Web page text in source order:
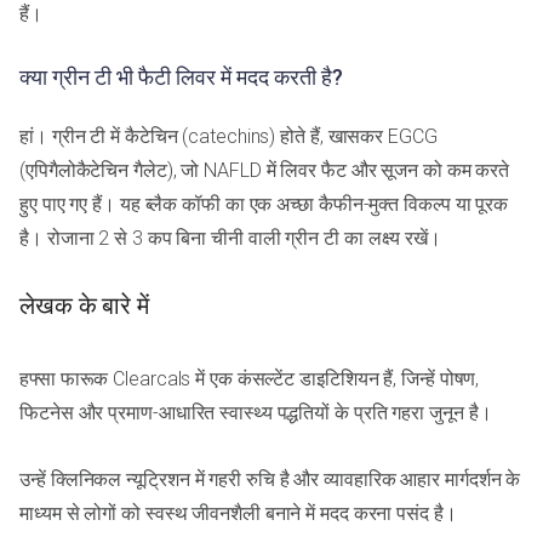
हैं।
क्या ग्रीन टी भी फैटी लिवर में मदद करती है?
हां। ग्रीन टी में कैटेचिन (catechins) होते हैं, खासकर EGCG
(एपिगैलोकैटेचिन गैलेट), जो NAFLD में लिवर फैट और सूजन को कम करते
हुए पाए गए हैं। यह ब्लैक कॉफी का एक अच्छा कैफीन-मुक्त विकल्प या पूरक
है। रोजाना 2 से 3 कप बिना चीनी वाली ग्रीन टी का लक्ष्य रखें।
लेखक के बारे में
हफ्सा फारूक Clearcals में एक कंसल्टेंट डाइटिशियन हैं, जिन्हें पोषण,
फिटनेस और प्रमाण-आधारित स्वास्थ्य पद्धतियों के प्रति गहरा जुनून है।
उन्हें क्लिनिकल न्यूट्रिशन में गहरी रुचि है और व्यावहारिक आहार मार्गदर्शन के
माध्यम से लोगों को स्वस्थ जीवनशैली बनाने में मदद करना पसंद है।